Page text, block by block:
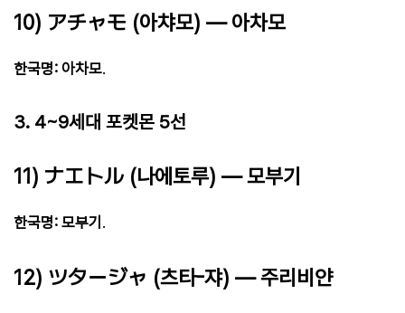
10) アチャモ (아챠모) — 아차모
한국명: 아차모.
3. 4~9세대 포켓몬 5선
11) ナエトル (나에토루) — 모부기
한국명: 모부기 .
12) ツタージャ (츠타-쟈) — 주리비얀